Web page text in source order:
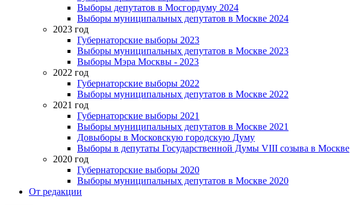
Выборы депутатов в Мосгордуму 2024
Выборы муниципальных депутатов в Москве 2024
2023 год
Губернаторские выборы 2023
Выборы муниципальных депутатов в Москве 2023
Выборы Мэра Москвы - 2023
2022 год
Губернаторские выборы 2022
Выборы муниципальных депутатов в Москве 2022
2021 год
Губернаторские выборы 2021
Выборы муниципальных депутатов в Москве 2021
Довыборы в Московскую городскую Думу
Выборы в депутаты Государственной Думы VIII созыва в Москве
2020 год
Губернаторские выборы 2020
Выборы муниципальных депутатов в Москве 2020
От редакции